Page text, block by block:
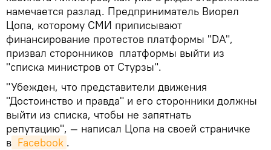
намечается разлад. Предприниматель Виорел
Цопа, которому СМИ приписывают
финансирование протестов платформы "DA",
призвал сторонников платформы выйти из
"списка министров от Стурзы".
"Убежден, что представители движения
"Достоинство и правда" и его сторонники должны
выйти из списка, чтобы не запятнать
репутацию", — написал Цопа на своей страничке
в Facebook .